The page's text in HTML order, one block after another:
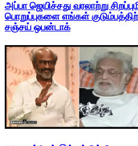
அப்பா ஜெயிச்சது வரலாற்று
பொறுப்புகளை எங்கள்
சஞ்சய் ஒபன்டாக்